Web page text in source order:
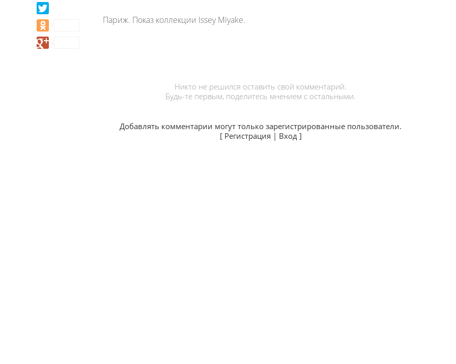
Париж. Показ коллекции Issey Miyake.
Никто не решился оставить свой комментарий.
Будь-те первым, поделитесь мнением с остальными.
Добавлять комментарии могут только зарегистрированные пользователи.
[ Регистрация | Вход]